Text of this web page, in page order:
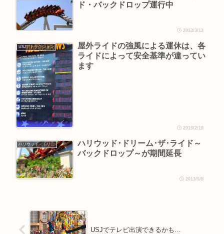
ド・バックドロップ運行中
2013/3/12
USJアトラクション
屋外ライドの強風による運休は、各
ライドによって安全基準が違ってい
ます
2018/2/18
ハリウッド・ドリーム・ザ・ライド
ハリウッド･ドリーム･ザ･ライド～
バックドロップ～が期間延長
2013/6/8
USJでテレビ出演できるかも…